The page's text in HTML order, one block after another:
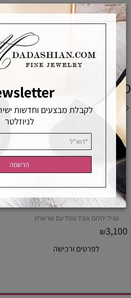
אחראיות בלעדית משלוחים
מדריך לבחירת
מוצרים משלימים
עגיל יהלום אובל נופל עם שרשרת
₪3,100
לפרטים ורכישה
לקבלת מבצעים וחדשות
לניוזלטר